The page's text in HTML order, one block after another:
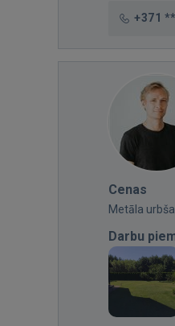
+371
Cenas
Metāla
Darbu